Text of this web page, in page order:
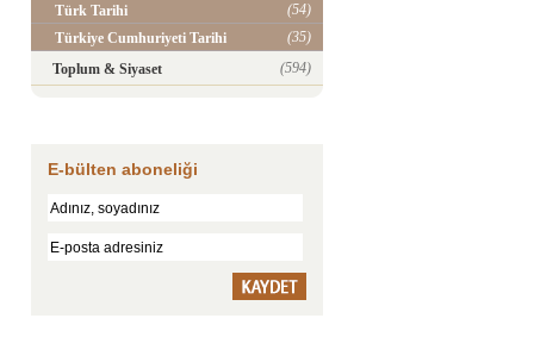
Türk Tarihi
(54)
Türkiye Cumhuriyeti Tarihi
(35)
Toplum & Siyaset
(594)
E-bülten aboneliği